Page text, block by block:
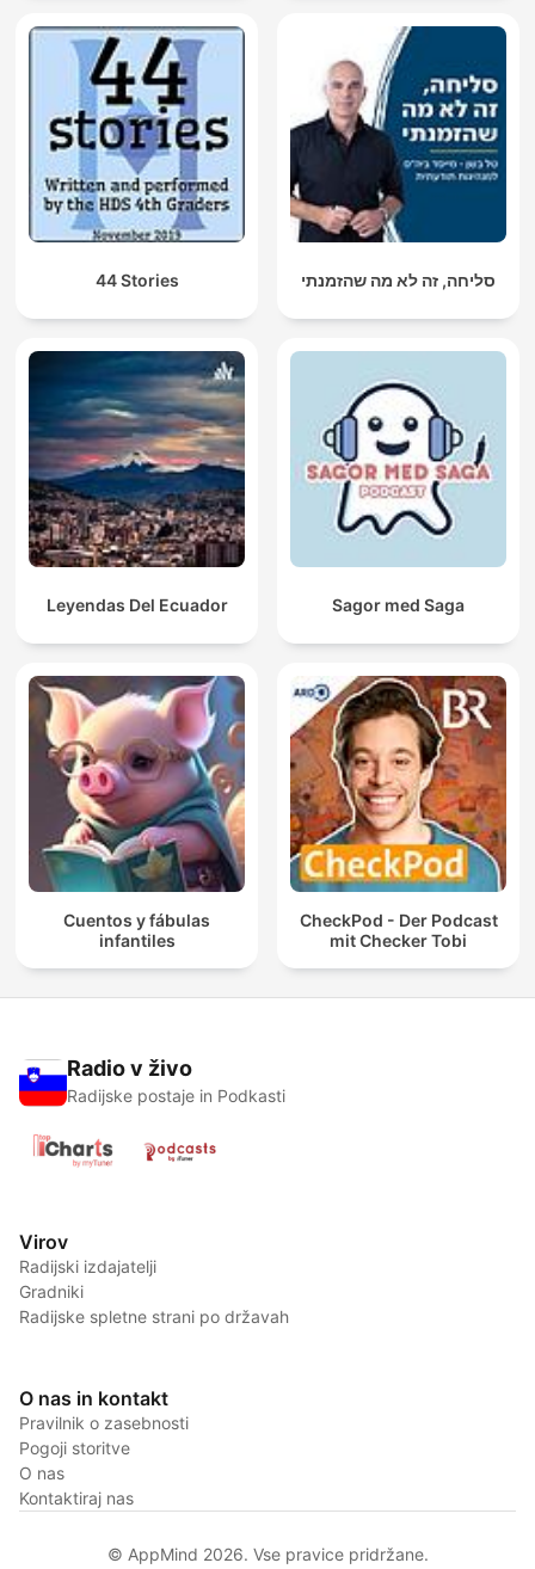
44 Stories סליחה, זה לא מה שהזמנתי
Leyendas Del Ecuador Sagor med Saga
Cuentos y fábulas
infantiles
CheckPod - Der Podcast
mit Checker Tobi
Radio v živo
Radijske postaje in Podkasti
Virov
Radijski izdajatelji
Gradniki
Radijske spletne strani po državah
O nas in kontakt
Pravilnik o zasebnosti
Pogoji storitve
O nas
Kontaktiraj nas
© AppMind 2026. Vse pravice pridržane.